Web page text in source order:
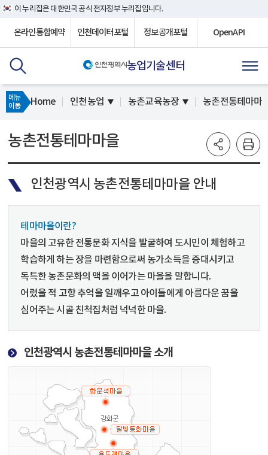
이 누리집은 대한민국 공식 전자정부 누리집입니다.
온라인통합예약 인천데이터포털 정보공개포털 OpenAPI
농업기술센터
메뉴
이동
Home 인천농업 농촌교육농장 농촌전통테마마
농촌전통테마마을
인천광역시 농촌전통테마마을 안내
테마마을이란?
마을의 고유한 전통문화 지식을 발굴하여 도시민이 체험하고
학습하게 하는 장을 마련함으로써 농가소득을 증대시키고
독특한 농촌문화의 맥을 이어가는 마을을 말합니다.
어렸을 적 고향 추억을 일깨우고 아이들에게 아름다운 꿈을
심어주는 시골 친척집처럼 넉넉한 마을.
인천광역시 농촌전통테마마을 소개